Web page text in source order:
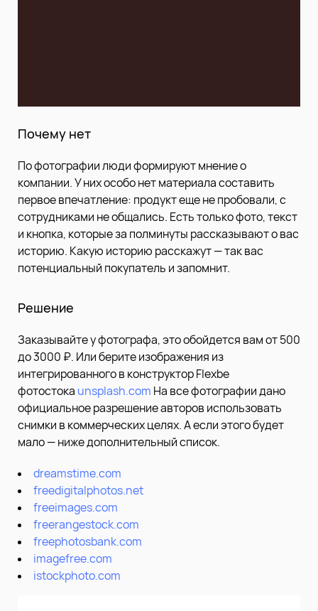
Почему нет
По фотографии люди формируют мнение о
компании. У них особо нет материала составить
первое впечатление: продукт еще не пробовали, с
сотрудниками не общались. Есть только фото, текст
и кнопка, которые за полминуты рассказывают о вас
историю. Какую историю расскажут — так вас
потенциальный покупатель и запомнит.
Решение
Заказывайте у фотографа, это обойдется вам от 500
до 3000 ₽. Или берите изображения из
интегрированного в конструктор Flexbe
фотостока unsplash.com На все фотографии дано
официальное разрешение авторов использовать
снимки в коммерческих целях. А если этого будет
мало — ниже дополнительный список.
dreamstime.com
freedigitalphotos.net
freeimages.com
freerangestock.com
freephotosbank.com
imagefree.com
istockphoto.com